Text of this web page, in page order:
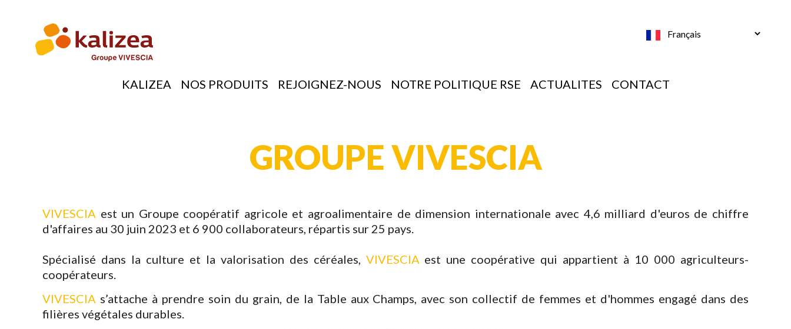
Select
KALIZEA NOS PRODUITS REJOIGNEZ-NOUS NOTRE POLITIQUE RSE ACTUALITES CONTACT
GROUPE VIVESCIA
VIVESCIA est un Groupe coopératif agricole et agroalimentaire de dimension internationale avec 4,6 milliard d'euros de chiffre
d'affaires au 30 juin 2023 et 6 900 collaborateurs, répartis sur 25 pays.
Spécialisé dans la culture et la valorisation des céréales, VIVESCIA est une coopérative qui appartient à 10 000 agriculteurs-
coopérateurs.
VIVESCIA s’attache à prendre soin du grain, de la Table aux Champs, avec son collectif de femmes et d'hommes engagé dans des
filières végétales durables.